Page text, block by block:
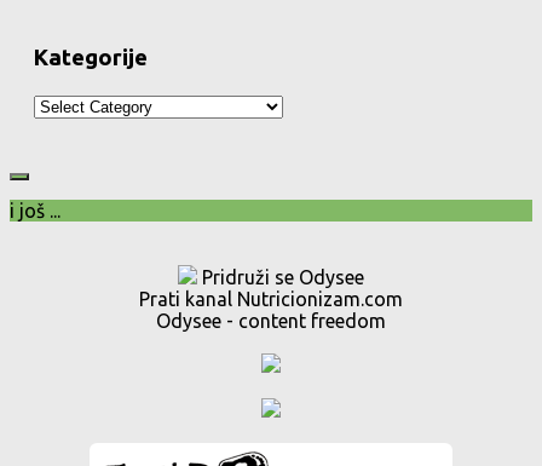
Kategorije
Kategorije
i još ...
Pridruži se Odysee
Prati kanal Nutricionizam.com
Odysee - content freedom